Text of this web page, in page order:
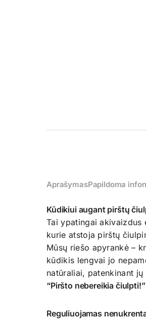
AprašymasPapildoma
Kūdikiui augant pirštų
Tai ypatingai akivaizdus
kurie atstoja pirštų
Mūsų riešo apyrankė –
kūdikis lengvai jo
natūraliai, patenkinant
“Piršto nebereikia čiulpti!”
Reguliuojamas